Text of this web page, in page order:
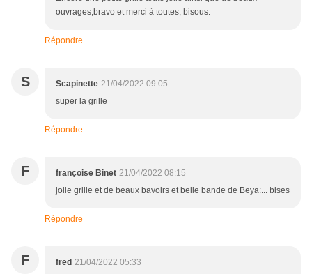
ouvrages,bravo et merci à toutes, bisous.
Répondre
S Scapinette 21/04/2022 09:05
super la grille
Répondre
F françoise Binet 21/04/2022 08:15
jolie grille et de beaux bavoirs et belle bande de Beya:... bises
Répondre
F fred 21/04/2022 05:33